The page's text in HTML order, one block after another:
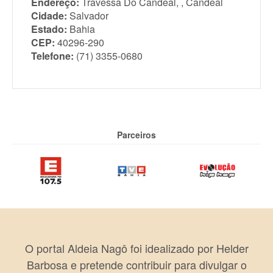
Cidade: Salvador
Estado: Bahia
CEP: 40296-290
Telefone: (71) 3355-0680
Parceiros
O portal Aldeia Nagô foi idealizado por Helder
Barbosa e pretende contribuir para divulgar o